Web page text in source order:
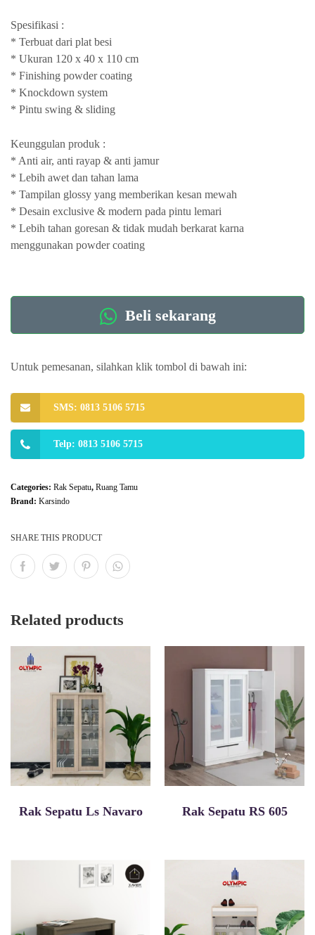
Spesifikasi :
* Terbuat dari plat besi
* Ukuran 120 x 40 x 110 cm
* Finishing powder coating
* Knockdown system
* Pintu swing & sliding
Keunggulan produk :
* Anti air, anti rayap & anti jamur
* Lebih awet dan tahan lama
* Tampilan glossy yang memberikan kesan mewah
* Desain exclusive & modern pada pintu lemari
* Lebih tahan goresan & tidak mudah berkarat karna
menggunakan powder coating
Beli sekarang
Untuk pemesanan, silahkan klik tombol di bawah ini:
SMS: 0813 5106 5715
Telp: 0813 5106 5715
Categories: Rak Sepatu, Ruang Tamu
Brand: Karsindo
SHARE THIS PRODUCT
Related products
Rak Sepatu Ls Navaro Rak Sepatu RS 605